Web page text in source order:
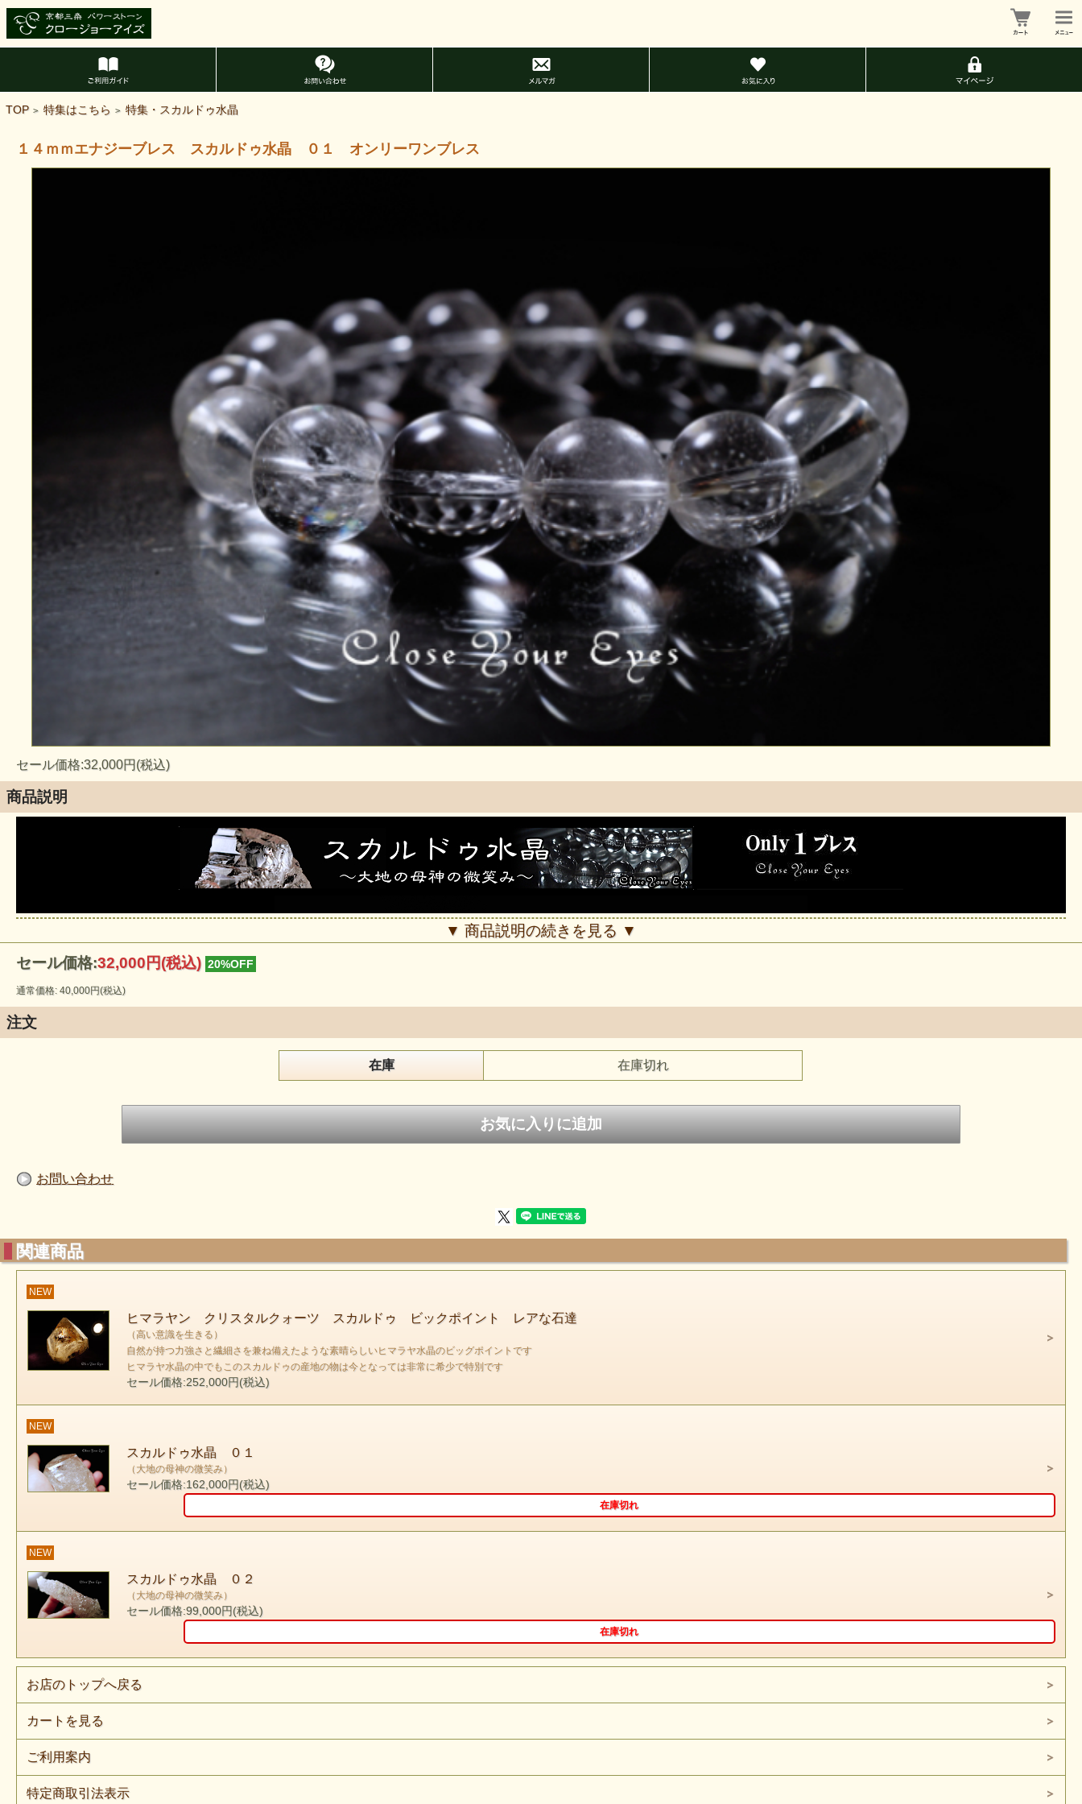
TOP > 特集はこちら > 特集・スカルドゥ水晶
１４ｍｍエナジーブレス スカルドゥ水晶 ０１ オンリーワンブレス
セール価格:32,000円(税込)
商品説明
もう手に入らないと思っていた水晶が入荷しましたっ
今回の石はヒマラヤ山脈の西の方、
入り口にもなる町スカルドゥの水晶です。
keyword （大地の母神の微笑み）
遙かなる母なる大地は どこまでも優しく
自然に導かれるままに駈け出していたあの幼き頃を
▼ 商品説明の続きを見る ▼
セール価格:32,000円(税込) 20%OFF
通常価格: 40,000円(税込)
注文
在庫 在庫切れ
お問い合わせ
関連商品
NEW
ヒマラヤン クリスタルクォーツ スカルドゥ ビックポイント レアな石達
（高い意識を生きる）
自然が持つ力強さと繊細さを兼ね備えたような素晴らしいヒマラヤ水晶のビッグポイントです
ヒマラヤ水晶の中でもこのスカルドゥの産地の物は今となっては非常に希少で特別です
セール価格:252,000円(税込)
NEW
スカルドゥ水晶 ０１
（大地の母神の微笑み）
セール価格:162,000円(税込)
在庫切れ
NEW
スカルドゥ水晶 ０２
（大地の母神の微笑み）
セール価格:99,000円(税込)
在庫切れ
お店のトップへ戻る
カートを見る
ご利用案内
特定商取引法表示